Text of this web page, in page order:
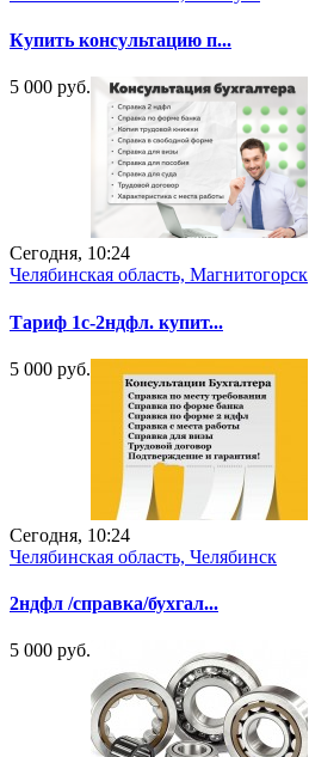
Купить консультацию п...
5 000 руб.
Сегодня, 10:24
Челябинская область, Магнитогорск
Тариф 1с-2ндфл. купит...
5 000 руб.
Сегодня, 10:24
Челябинская область, Челябинск
2ндфл /справка/бухгал...
5 000 руб.